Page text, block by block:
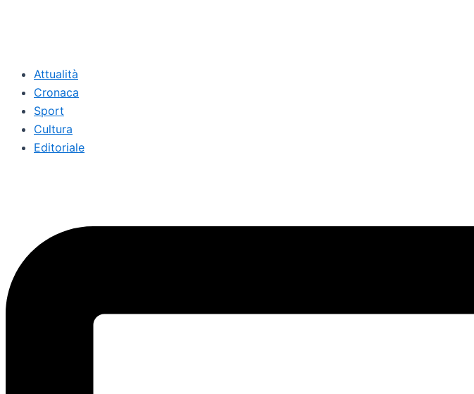
Attualità
Cronaca
Sport
Cultura
Editoriale